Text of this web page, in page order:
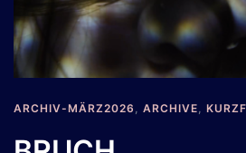
ARCHIV-MÄRZ2026 ARCHIVE